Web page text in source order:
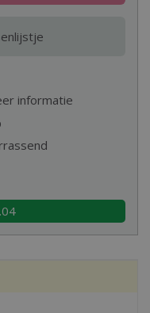
informatie